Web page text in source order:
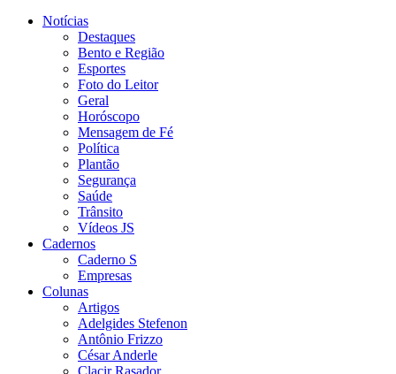
Notícias
Destaques
Bento e Região
Esportes
Foto do Leitor
Geral
Horóscopo
Mensagem de Fé
Política
Plantão
Segurança
Saúde
Trânsito
Vídeos JS
Cadernos
Caderno S
Empresas
Colunas
Artigos
Adelgides Stefenon
Antônio Frizzo
César Anderle